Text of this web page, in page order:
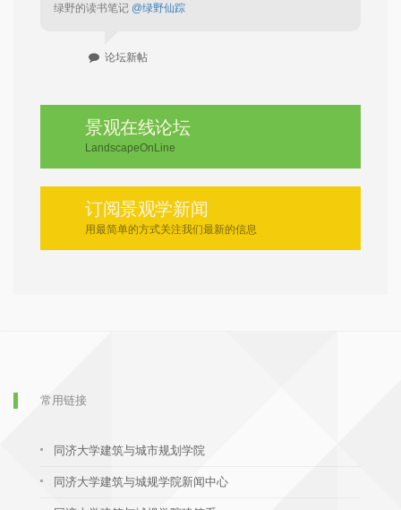
绿野的读书笔记 @绿野仙踪
论坛新帖
景观在线论坛
LandscapeOnLine
订阅景观学新闻
用最简单的方式关注我们最新的信息
常用链接
同济大学建筑与城市规划学院
同济大学建筑与城规学院新闻中心